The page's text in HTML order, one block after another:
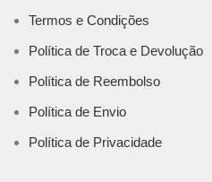
Termos e Condições
Política de Troca e Devolução
Política de Reembolso
Política de Envio
Política de Privacidade